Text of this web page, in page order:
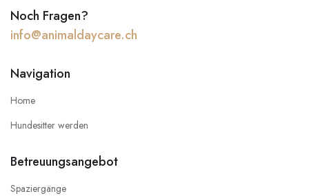
Noch Fragen?
info@animaldaycare.ch
Navigation
Home
Hundesitter werden
Betreuungsangebot
Spaziergänge